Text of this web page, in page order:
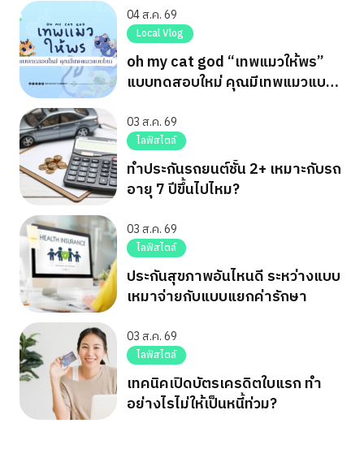
04 ส.ค. 69
Local Vlog
oh my cat god “เทพแมวให้พร”
แบบทดสอบใหม่ คุณมีเทพแมวแบบ
03 ส.ค. 69
ไลฟ์สไตล์
ทำประกันรถยนต์ชั้น 2+ เหมาะกับรถ
อายุ 7 ปีขึ้นไปไหม?
03 ส.ค. 69
ไลฟ์สไตล์
ประกันสุขภาพอันไหนดี ระหว่างแบบ
เหมาจ่ายกับแบบแยกค่ารักษา
03 ส.ค. 69
ไลฟ์สไตล์
เทคนิคเปิดบัตรเครดิตใบแรก ทำ
อย่างไรไม่ให้เป็นหนี้ท่วม?